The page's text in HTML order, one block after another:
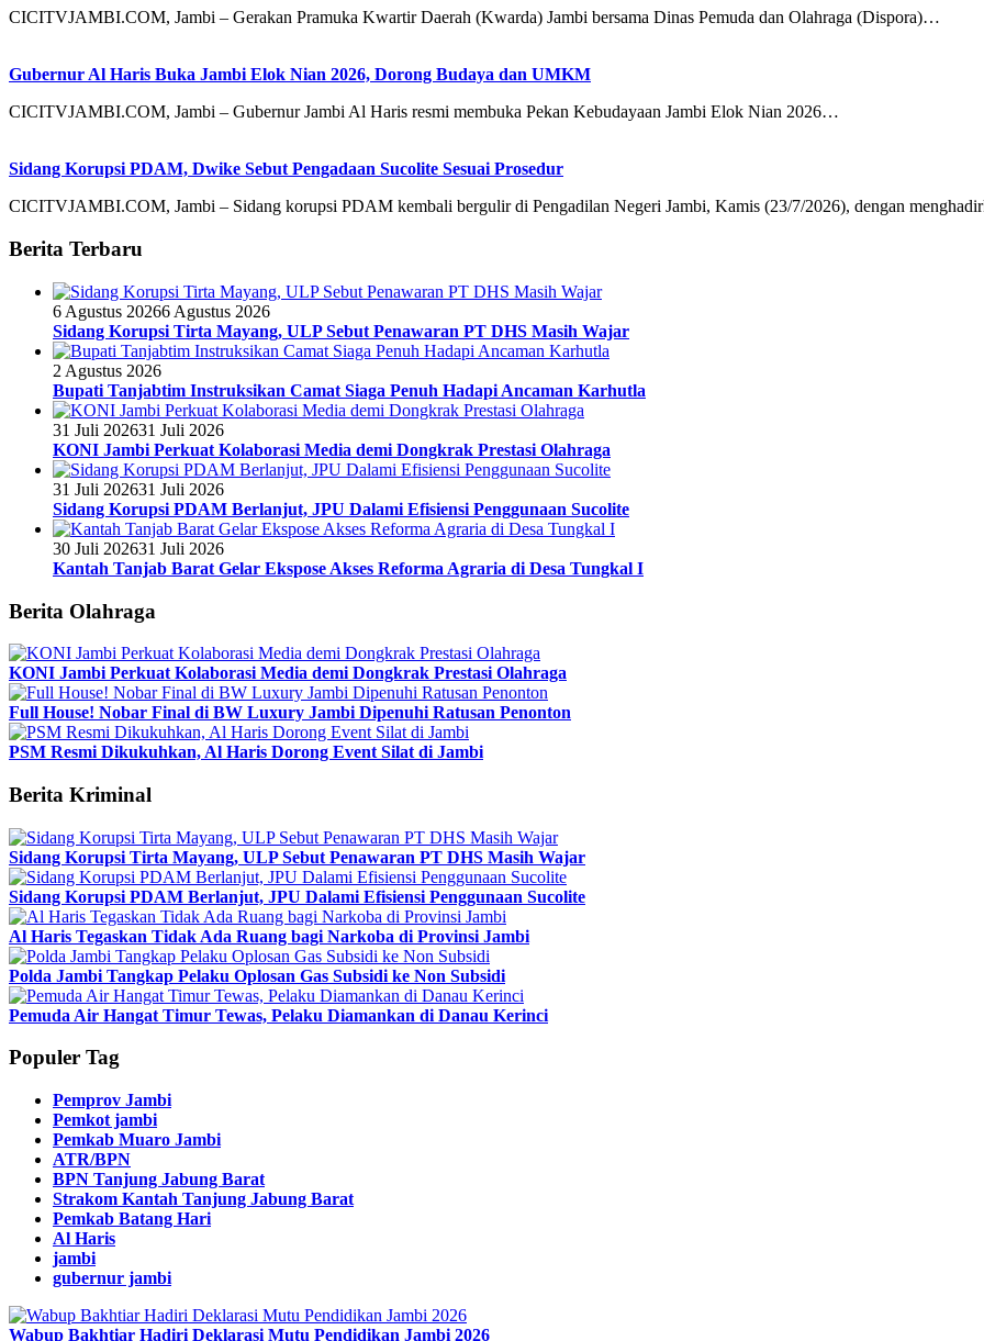
CICITVJAMBI.COM, Jambi – Gerakan Pramuka Kwartir Daerah (Kwarda) Jambi bersama Dinas Pemuda dan Olahraga (Dispora)…
Gubernur Al Haris Buka Jambi Elok Nian 2026, Dorong Budaya dan UMKM
CICITVJAMBI.COM, Jambi – Gubernur Jambi Al Haris resmi membuka Pekan Kebudayaan Jambi Elok Nian 2026…
Sidang Korupsi PDAM, Dwike Sebut Pengadaan Sucolite Sesuai Prosedur
CICITVJAMBI.COM, Jambi – Sidang korupsi PDAM kembali bergulir di Pengadilan Negeri Jambi, Kamis (23/7/2026), dengan
Berita Terbaru
6 Agustus 20266 Agustus 2026
Sidang Korupsi Tirta Mayang, ULP Sebut Penawaran PT DHS Masih Wajar
2 Agustus 2026
Bupati Tanjabtim Instruksikan Camat Siaga Penuh Hadapi Ancaman Karhutla
31 Juli 202631 Juli 2026
KONI Jambi Perkuat Kolaborasi Media demi Dongkrak Prestasi Olahraga
31 Juli 202631 Juli 2026
Sidang Korupsi PDAM Berlanjut, JPU Dalami Efisiensi Penggunaan Sucolite
30 Juli 202631 Juli 2026
Kantah Tanjab Barat Gelar Ekspose Akses Reforma Agraria di Desa Tungkal I
Berita Olahraga
KONI Jambi Perkuat Kolaborasi Media demi Dongkrak Prestasi Olahraga
Full House! Nobar Final di BW Luxury Jambi Dipenuhi Ratusan Penonton
PSM Resmi Dikukuhkan, Al Haris Dorong Event Silat di Jambi
Berita Kriminal
Sidang Korupsi Tirta Mayang, ULP Sebut Penawaran PT DHS Masih Wajar
Sidang Korupsi PDAM Berlanjut, JPU Dalami Efisiensi Penggunaan Sucolite
Al Haris Tegaskan Tidak Ada Ruang bagi Narkoba di Provinsi Jambi
Polda Jambi Tangkap Pelaku Oplosan Gas Subsidi ke Non Subsidi
Pemuda Air Hangat Timur Tewas, Pelaku Diamankan di Danau Kerinci
Populer Tag
Pemprov Jambi
Pemkot jambi
Pemkab Muaro Jambi
ATR/BPN
BPN Tanjung Jabung Barat
Strakom Kantah Tanjung Jabung Barat
Pemkab Batang Hari
Al Haris
jambi
gubernur jambi
Wabup Bakhtiar Hadiri Deklarasi Mutu Pendidikan Jambi 2026